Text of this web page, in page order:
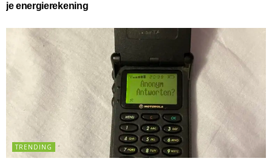
je energierekening
TRENDING